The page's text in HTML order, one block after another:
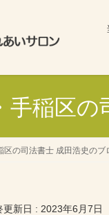
手稲区
区の司法書士 成田浩史のブ
更新日 : 2023年6月7日